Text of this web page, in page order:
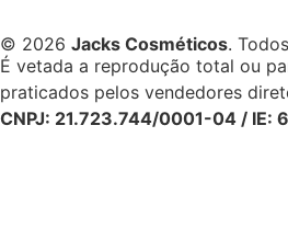
© 2026 Jacks Cosméticos.
É vetada a reprodução total ou
praticados pelos vendedores
CNPJ: 21.723.744/0001-04 / IE: